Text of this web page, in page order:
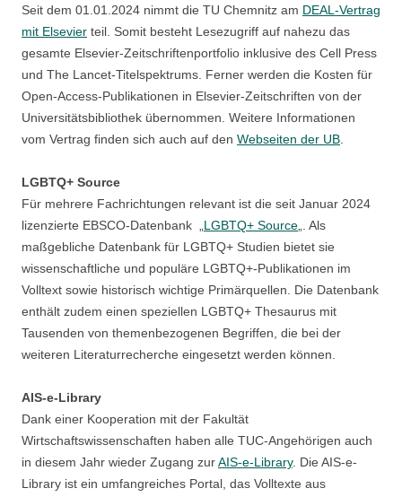
Seit dem 01.01.2024 nimmt die TU Chemnitz am DEAL-Vertrag
mit Elsevier teil. Somit besteht Lesezugriff auf nahezu das
gesamte Elsevier-Zeitschriftenportfolio inklusive des Cell Press
und The Lancet-Titelspektrums. Ferner werden die Kosten für
Open-Access-Publikationen in Elsevier-Zeitschriften von der
Universitätsbibliothek übernommen. Weitere Informationen
vom Vertrag finden sich auch auf den Webseiten der UB.
LGBTQ+ Source
Für mehrere Fachrichtungen relevant ist die seit Januar 2024
lizenzierte EBSCO-Datenbank „LGBTQ+ Source„. Als
maßgebliche Datenbank für LGBTQ+ Studien bietet sie
wissenschaftliche und populäre LGBTQ+-Publikationen im
Volltext sowie historisch wichtige Primärquellen. Die Datenbank
enthält zudem einen speziellen LGBTQ+ Thesaurus mit
Tausenden von themenbezogenen Begriffen, die bei der
weiteren Literaturrecherche eingesetzt werden können.
AIS-e-Library
Dank einer Kooperation mit der Fakultät
Wirtschaftswissenschaften haben alle TUC-Angehörigen auch
in diesem Jahr wieder Zugang zurAIS-e-Library. Die AIS-e-
Library ist ein umfangreiches Portal, das Volltexte aus